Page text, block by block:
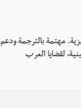
مهتمة بالترجمة ودعم
لقضايا العرب